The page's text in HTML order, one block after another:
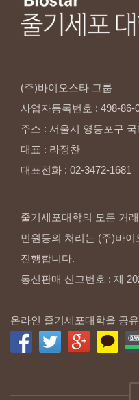
(주)바이오스타 그룹
사업자등록번호 : 498-86-
주소 : 서울시 영등포구
대표 : 라정찬
대표전화 : 02-3472-1681
줄기세포대학의 모든 거
민원등의 처리는 (주)바
진행합니다.
통신판매 신고번호 : 제
온라인 줄기세포대학을 공